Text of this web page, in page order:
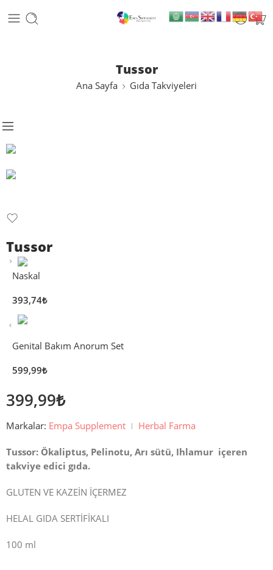
Tussor
Ana Sayfa Gıda Takviyeleri
Tussor
Naskal
393,74₺
Genital Bakım Anorum Set
599,99₺
399,99₺
Markalar: Empa Supplement Herbal Farma
Tussor: Ökaliptus, Pelinotu, Arı sütü, Ihlamur içeren
takviye edici gıda.
GLUTEN VE KAZEİN İÇERMEZ
HELAL GIDA SERTİFİKALI
100 ml